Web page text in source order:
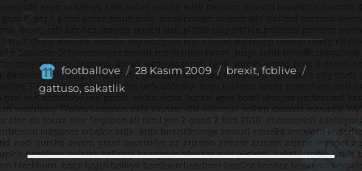
Yazar
footballove
Yayın
28 Kasım 2009 Kategoriler
brexit, fcblive
Etiketler
gattuso, sakatlik